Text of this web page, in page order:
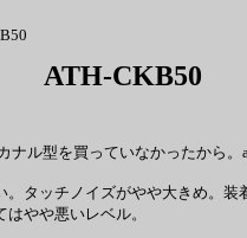
ナル型を買っていなかったから
タッチノイズがやや大きめ。
やや悪いレベル。
ATH-CKB50